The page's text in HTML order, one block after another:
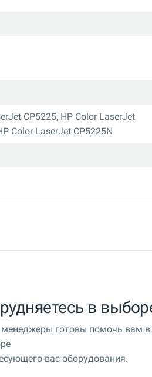
CP5225, HP Color LaserJet
Color LaserJet CP5225N
в
готовы помочь вам в
вас оборудования.